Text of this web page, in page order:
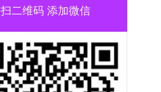
扫二维码 添加微信